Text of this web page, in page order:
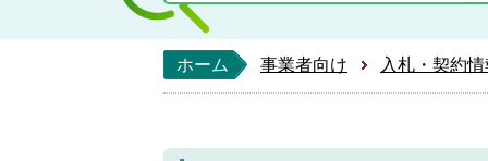
ホーム 事業者向け 入札・契約